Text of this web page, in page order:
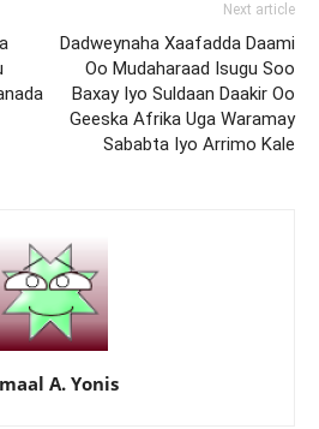
Next article
Dadweynaha Xaafadda Daami
Oo Mudaharaad Isugu Soo
Baxay Iyo Suldaan Daakir Oo
Geeska Afrika Uga Waramay
Sababta Iyo Arrimo Kale
A. Yonis